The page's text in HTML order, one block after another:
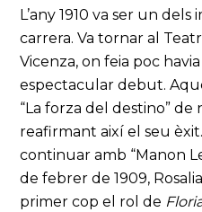
L’any 1910 va ser un
carrera. Va tornar al
Vicenza, on feia poc
espectacular debut.
“La forza del destino”
reafirmant així el seu
continuar amb “Manon
de febrer de 1909,
primer cop el rol de